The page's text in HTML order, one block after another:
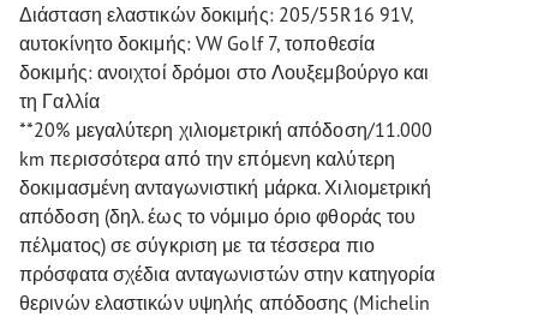
Διάσταση ελαστικών δοκιμής: 205/55R16 91V,
αυτοκίνητο δοκιμής: VW Golf 7, τοποθεσία
δοκιμής: ανοιχτοί δρόμοι στο Λουξεμβούργο και
τη Γαλλία
**20% μεγαλύτερη χιλιομετρική απόδοση/11.000
km περισσότερα από την επόμενη καλύτερη
δοκιμασμένη ανταγωνιστική μάρκα. Χιλιομετρική
απόδοση (δηλ. έως το νόμιμο όριο φθοράς του
πέλματος) σε σύγκριση με τα τέσσερα πιο
πρόσφατα σχέδια ανταγωνιστών στην κατηγορία
θερινών ελαστικών υψηλής απόδοσης (Michelin